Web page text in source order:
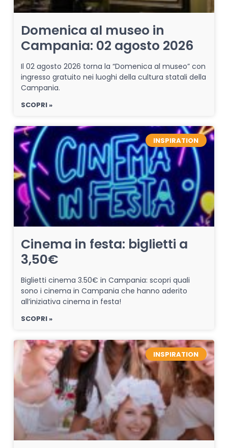
Domenica al museo in
Campania: 02 agosto 2026
Il 02 agosto 2026 torna la “Domenica al museo” con
ingresso gratuito nei luoghi della cultura statali della
Campania.
SCOPRI »
INSPIRATION
Cinema in festa: biglietti a
3,50€
Biglietti cinema 3.50€ in Campania: scopri quali
sono i cinema in Campania che hanno aderito
all’iniziativa cinema in festa!
SCOPRI »
INSPIRATION